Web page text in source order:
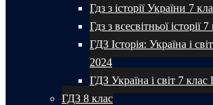
Гдз з історії України 7
Гдз з всесвітньої історії
ГДЗ Історія: Україна і
2024
ГДЗ Україна і світ 7
ГДЗ 8 клас